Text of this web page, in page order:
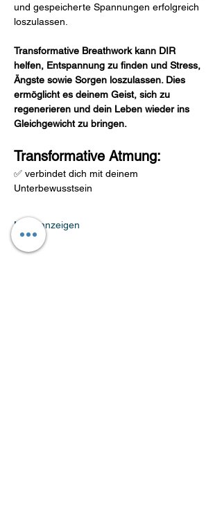
und gespeicherte Spannungen erfolgreich
loszulassen.
Transformative Breathwork kann DIR
helfen, Entspannung zu finden und Stress,
Ängste sowie Sorgen loszulassen. Dies
ermöglicht es deinem Geist, sich zu
regenerieren und dein Leben wieder ins
Gleichgewicht zu bringen.
Transformative Atmung:
✅ verbindet dich mit deinem
Unterbewusstsein
Mehr anzeigen